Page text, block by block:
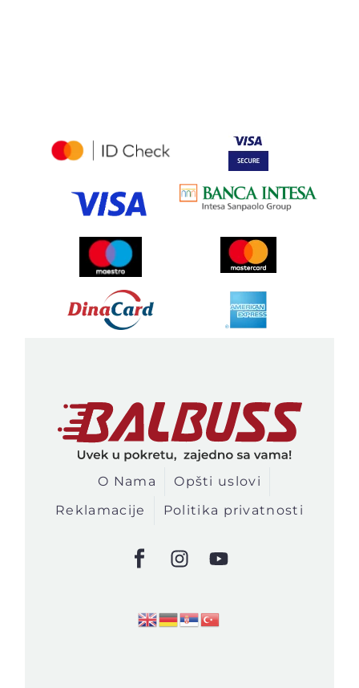
O Nama
Opšti uslovi
Reklamacije
Politika privatnosti